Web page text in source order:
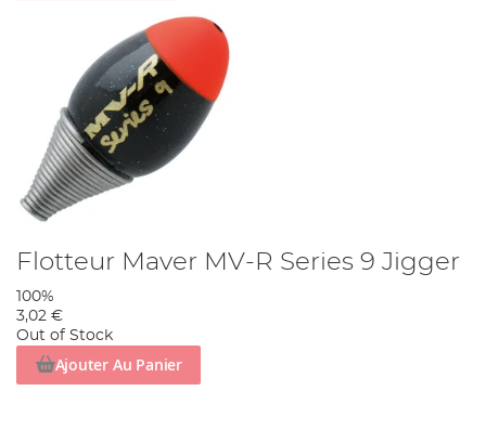
Flotteur Maver MV-R Series 9 Jigger
100%
3,02 €
Out of Stock
Ajouter Au Panier